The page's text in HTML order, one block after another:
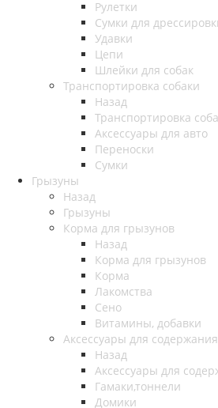
Рулетки
Сумки для
Удавки
Цепи
Шлейки для собак
Транспортировка собаки
Назад
Транспортировка
Аксессуары для авто
Переноски
Сумки
Грызуны
Назад
Грызуны
Корма для грызунов
Назад
Корма для грызунов
Корма
Лакомства
Сено
Витамины, добавки
Аксессуары для
Назад
Аксессуары для
Гамаки,тоннели
Домики